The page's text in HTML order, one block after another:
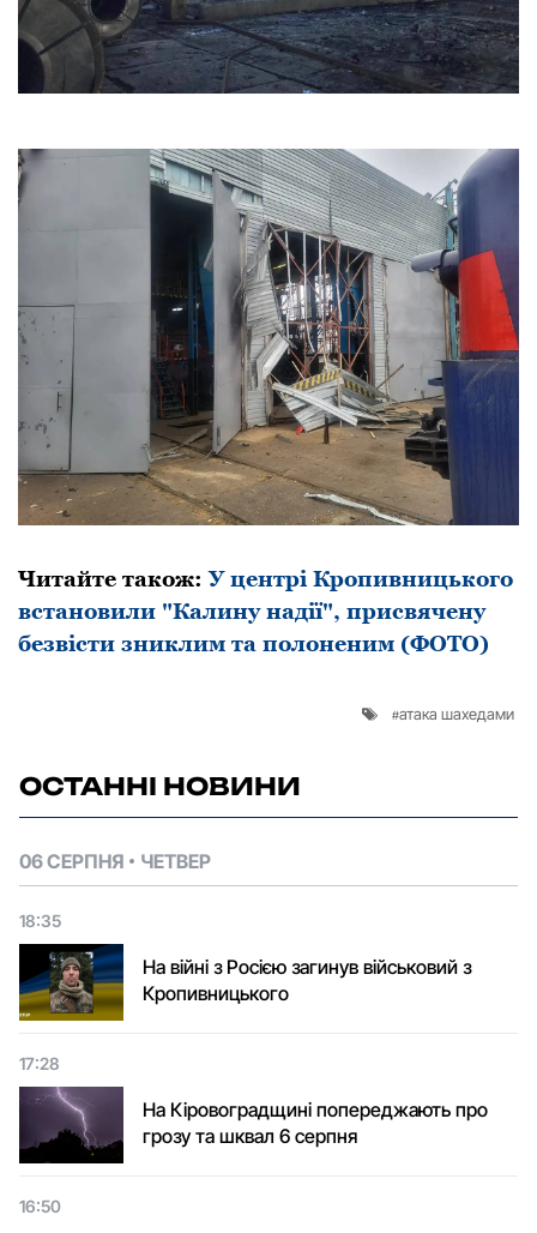
Читайте також:У центрі Кропивницького
встановили "Калину надії", присвячену
безвісти зниклим та пoлoненим (ФОТО)
атака шахедами
ОСТАННІ НОВИНИ
06 СЕРПНЯ ЧЕТВЕР
18:35
На війні з Росією загинув військовий з
Кропивницького
17:28
На Кіровоградщині попереджають про
грозу та шквал 6 серпня
16:50